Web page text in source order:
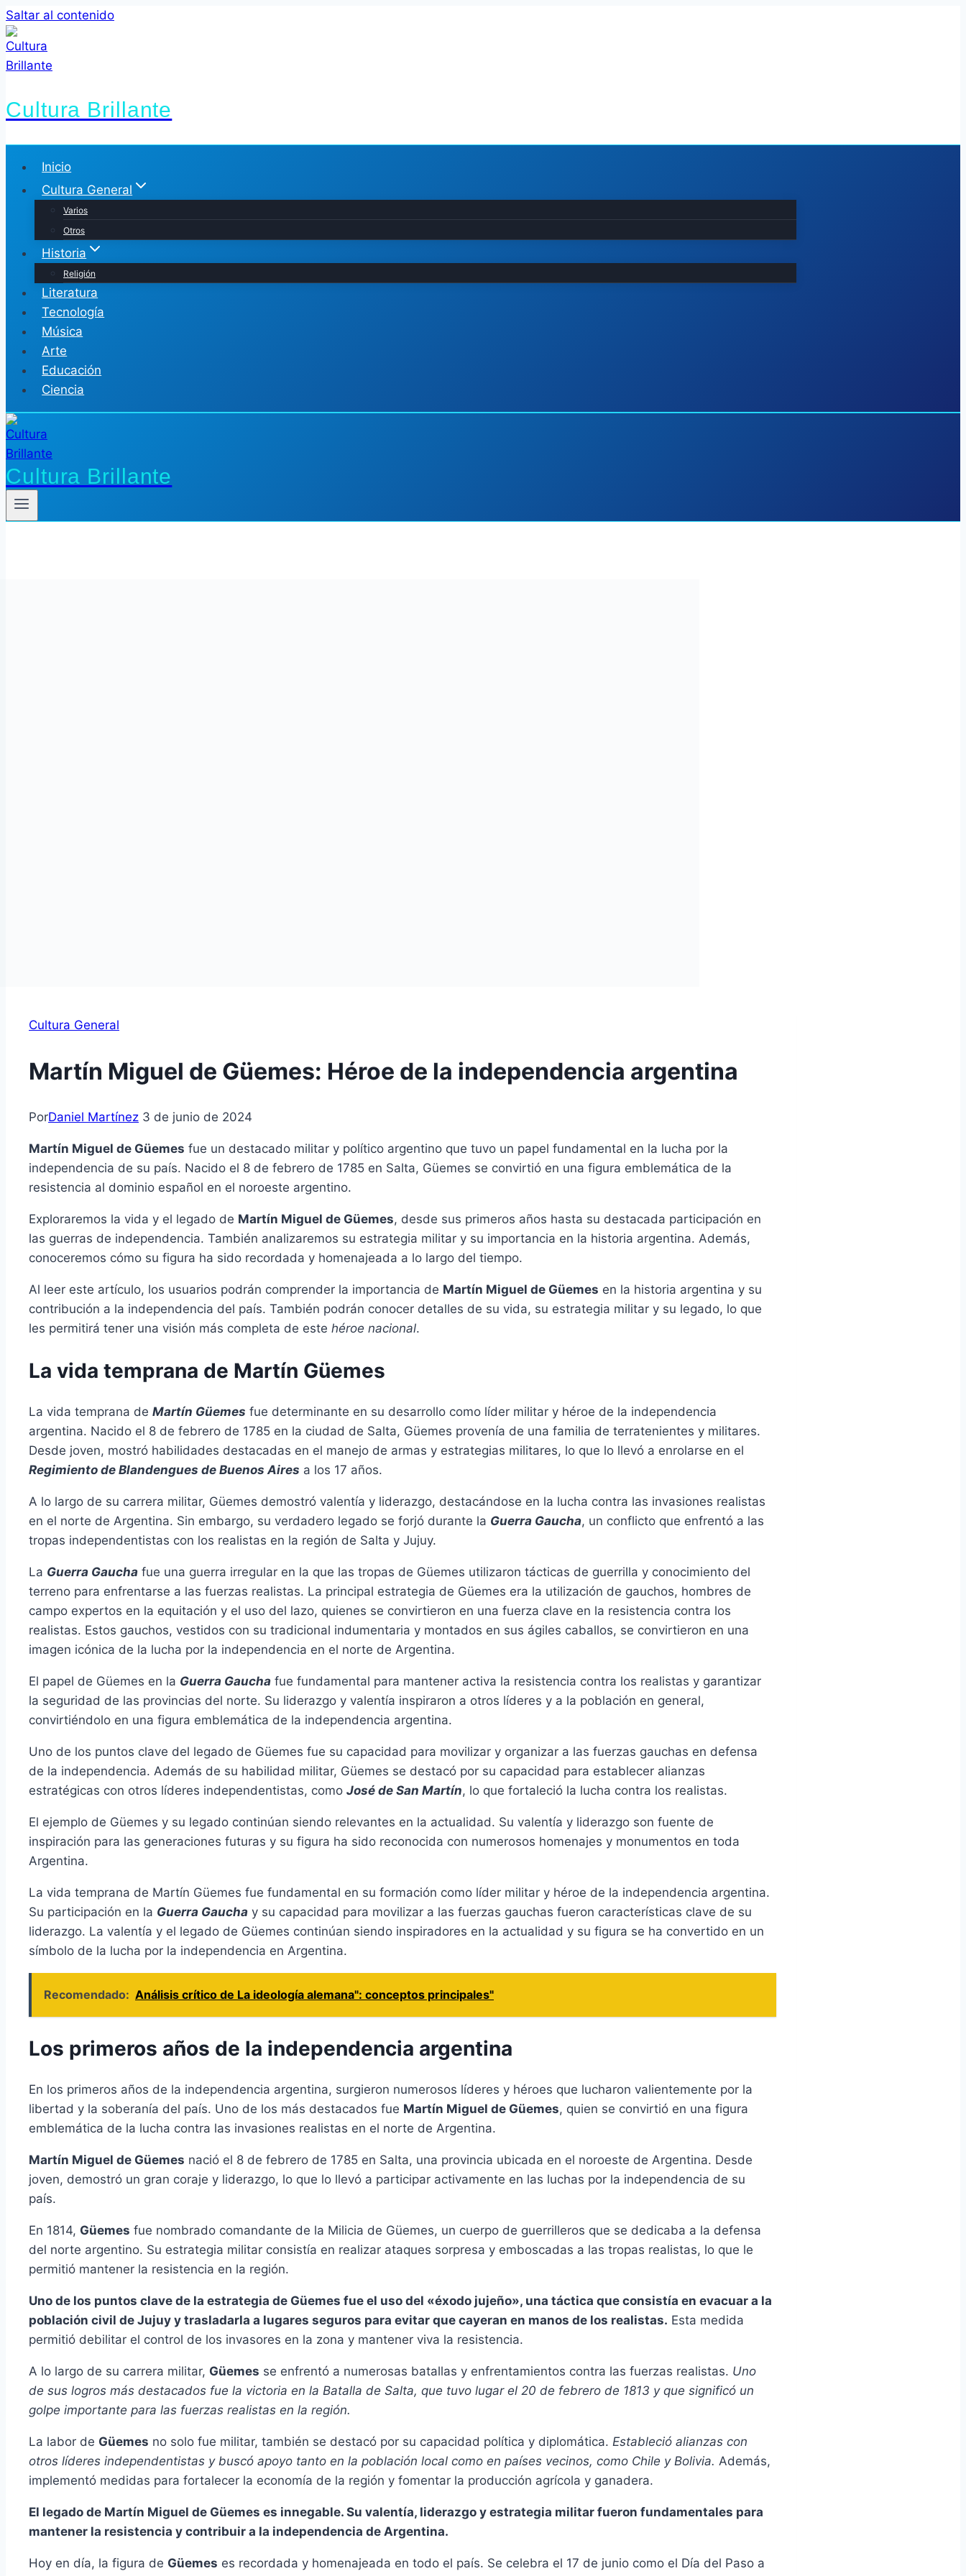
Saltar al contenido
Cultura Brillante
Inicio
Cultura General
Varios
Otros
Historia
Religión
Literatura
Tecnología
Música
Arte
Educación
Ciencia
Cultura Brillante
Cultura General
Martín Miguel de Güemes: Héroe de la independencia argentina
PorDaniel Martínez 3 de junio de 2024
Martín Miguel de Güemes fue un destacado militar y político argentino que tuvo un papel fundamental en la lucha por la
independencia de su país. Nacido el 8 de febrero de 1785 en Salta, Güemes se convirtió en una figura emblemática de la
resistencia al dominio español en el noroeste argentino.
Exploraremos la vida y el legado de Martín Miguel de Güemes, desde sus primeros años hasta su destacada participación en
las guerras de independencia. También analizaremos su estrategia militar y su importancia en la historia argentina. Además,
conoceremos cómo su figura ha sido recordada y homenajeada a lo largo del tiempo.
Al leer este artículo, los usuarios podrán comprender la importancia de Martín Miguel de Güemes en la historia argentina y su
contribución a la independencia del país. También podrán conocer detalles de su vida, su estrategia militar y su legado, lo que
les permitirá tener una visión más completa de este héroe nacional.
La vida temprana de Martín Güemes
La vida temprana de Martín Güemes fue determinante en su desarrollo como líder militar y héroe de la independencia
argentina. Nacido el 8 de febrero de 1785 en la ciudad de Salta, Güemes provenía de una familia de terratenientes y militares.
Desde joven, mostró habilidades destacadas en el manejo de armas y estrategias militares, lo que lo llevó a enrolarse en el
Regimiento de Blandengues de Buenos Aires a los 17 años.
A lo largo de su carrera militar, Güemes demostró valentía y liderazgo, destacándose en la lucha contra las invasiones realistas
en el norte de Argentina. Sin embargo, su verdadero legado se forjó durante la Guerra Gaucha, un conflicto que enfrentó a las
tropas independentistas con los realistas en la región de Salta y Jujuy.
La Guerra Gaucha fue una guerra irregular en la que las tropas de Güemes utilizaron tácticas de guerrilla y conocimiento del
terreno para enfrentarse a las fuerzas realistas. La principal estrategia de Güemes era la utilización de gauchos, hombres de
campo expertos en la equitación y el uso del lazo, quienes se convirtieron en una fuerza clave en la resistencia contra los
realistas. Estos gauchos, vestidos con su tradicional indumentaria y montados en sus ágiles caballos, se convirtieron en una
imagen icónica de la lucha por la independencia en el norte de Argentina.
El papel de Güemes en la Guerra Gaucha fue fundamental para mantener activa la resistencia contra los realistas y garantizar
la seguridad de las provincias del norte. Su liderazgo y valentía inspiraron a otros líderes y a la población en general,
convirtiéndolo en una figura emblemática de la independencia argentina.
Uno de los puntos clave del legado de Güemes fue su capacidad para movilizar y organizar a las fuerzas gauchas en defensa
de la independencia. Además de su habilidad militar, Güemes se destacó por su capacidad para establecer alianzas
estratégicas con otros líderes independentistas, como José de San Martín, lo que fortaleció la lucha contra los realistas.
El ejemplo de Güemes y su legado continúan siendo relevantes en la actualidad. Su valentía y liderazgo son fuente de
inspiración para las generaciones futuras y su figura ha sido reconocida con numerosos homenajes y monumentos en toda
Argentina.
La vida temprana de Martín Güemes fue fundamental en su formación como líder militar y héroe de la independencia argentina.
Su participación en la Guerra Gaucha y su capacidad para movilizar a las fuerzas gauchas fueron características clave de su
liderazgo. La valentía y el legado de Güemes continúan siendo inspiradores en la actualidad y su figura se ha convertido en un
símbolo de la lucha por la independencia en Argentina.
Recomendado: Análisis crítico de La ideología alemana": conceptos principales"
Los primeros años de la independencia argentina
En los primeros años de la independencia argentina, surgieron numerosos líderes y héroes que lucharon valientemente por la
libertad y la soberanía del país. Uno de los más destacados fue Martín Miguel de Güemes, quien se convirtió en una figura
emblemática de la lucha contra las invasiones realistas en el norte de Argentina.
Martín Miguel de Güemes nació el 8 de febrero de 1785 en Salta, una provincia ubicada en el noroeste de Argentina. Desde
joven, demostró un gran coraje y liderazgo, lo que lo llevó a participar activamente en las luchas por la independencia de su
país.
En 1814, Güemes fue nombrado comandante de la Milicia de Güemes, un cuerpo de guerrilleros que se dedicaba a la defensa
del norte argentino. Su estrategia militar consistía en realizar ataques sorpresa y emboscadas a las tropas realistas, lo que le
permitió mantener la resistencia en la región.
Uno de los puntos clave de la estrategia de Güemes fue el uso del «éxodo jujeño», una táctica que consistía en evacuar a la
población civil de Jujuy y trasladarla a lugares seguros para evitar que cayeran en manos de los realistas. Esta medida
permitió debilitar el control de los invasores en la zona y mantener viva la resistencia.
A lo largo de su carrera militar, Güemes se enfrentó a numerosas batallas y enfrentamientos contra las fuerzas realistas. Uno
de sus logros más destacados fue la victoria en la Batalla de Salta, que tuvo lugar el 20 de febrero de 1813 y que significó un
golpe importante para las fuerzas realistas en la región.
La labor de Güemes no solo fue militar, también se destacó por su capacidad política y diplomática. Estableció alianzas con
otros líderes independentistas y buscó apoyo tanto en la población local como en países vecinos, como Chile y Bolivia. Además,
implementó medidas para fortalecer la economía de la región y fomentar la producción agrícola y ganadera.
El legado de Martín Miguel de Güemes es innegable. Su valentía, liderazgo y estrategia militar fueron fundamentales para
mantener la resistencia y contribuir a la independencia de Argentina.
Hoy en día, la figura de Güemes es recordada y homenajeada en todo el país. Se celebra el 17 de junio como el Día del Paso a